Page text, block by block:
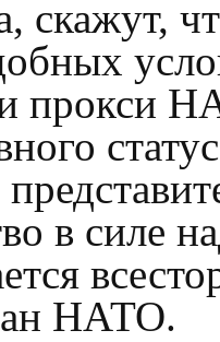
скажут,
прокси
в силе
НАТО.